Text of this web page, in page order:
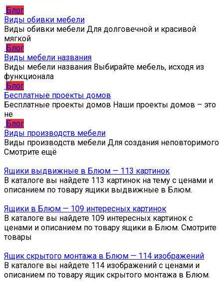
Блог
Виды обивки мебели
Виды обивки мебели Для долговечной и красивой
мягкой
Блог
Виды мебели названия
Виды мебели названия Выбирайте мебель, исходя из
функционала
Блог
Бесплатные проекты домов
Бесплатные проекты домов Наши проекты домов – это
не
Блог
Виды производств мебели
Виды производств мебели Для создания неповторимого
Смотрите ещё
Ящики выдвижные в Блюм — 113 картинок
В каталоге вы найдете 113 картинок на тему с ценами и
описанием по товару ящики выдвижные в Блюм.
Ящики в Блюм — 109 интересных картинок
В каталоге вы найдете 109 интересных картинок с
ценами и описанием по товару ящики в Блюм. Смотрите
товары
Ящик скрытого монтажа в Блюм — 114 изображений
В каталоге вы найдете 114 изображений с ценами и
описанием по товару ящик скрытого монтажа в Блюм.